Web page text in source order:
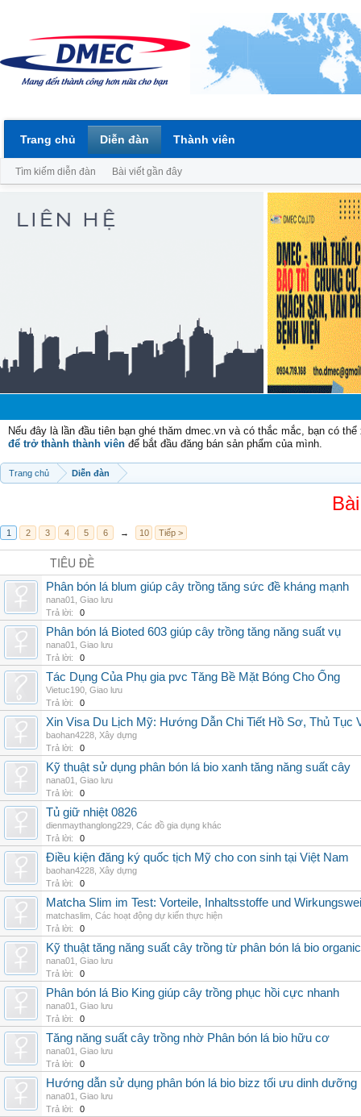
Nếu đây là lần đầu tiên bạn ghé thăm dmec.vn và có thắc mắc, bạn có
để trở thành thành viên để bắt đầu đăng bán sản phẩm của mình.
Trang chủ Diễn đàn
1 2 3 4 5 6 → 10 Tiếp >
TIÊU ĐỀ
Phân bón lá blum giúp cây trồng tăng sức đề kháng mạnh
nana01
Giao lưu
Trả lời:
0
Phân bón lá Bioted 603 giúp cây trồng tăng năng suất vụ
nana01
Giao lưu
Trả lời:
0
Tác Dụng Của Phụ gia pvc Tăng Bề Mặt Bóng Cho Ống
Vietuc190 Giao lưu
Trả lời:
0
Xin Visa Du Lịch Mỹ: Hướng Dẫn Chi Tiết Hồ Sơ, Thủ Tục
baohan4228 Xây dựng
Trả lời:
0
Kỹ thuật sử dụng phân bón lá bio xanh tăng năng suất cây
nana01
Giao lưu
Trả lời:
0
Tủ giữ nhiệt 0826
dienmaythanglong229 Các đồ gia dụng khác
Trả lời:
0
Điều kiện đăng ký quốc tịch Mỹ cho con sinh tại Việt Nam
baohan4228 Xây dựng
Trả lời:
0
Matcha Slim im Test: Vorteile, Inhaltsstoffe und
matchaslim Các hoạt động dự kiến thực hiện
Trả lời:
0
Kỹ thuật tăng năng suất cây trồng từ phân bón lá bio organic
nana01
Giao lưu
Trả lời:
0
Phân bón lá Bio King giúp cây trồng phục hồi cực nhanh
nana01
Giao lưu
Trả lời:
0
Tăng năng suất cây trồng nhờ Phân bón lá bio hữu cơ
nana01
Giao lưu
Trả lời:
0
Hướng dẫn sử dụng phân bón lá bio bizz tối ưu dinh dưỡng
nana01
Giao lưu
Trả lời:
0
Trang chủ Diễn đàn
Tìm kiếm diễn đàn Bài viết gần đây
Thành viên